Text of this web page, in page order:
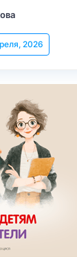
2026